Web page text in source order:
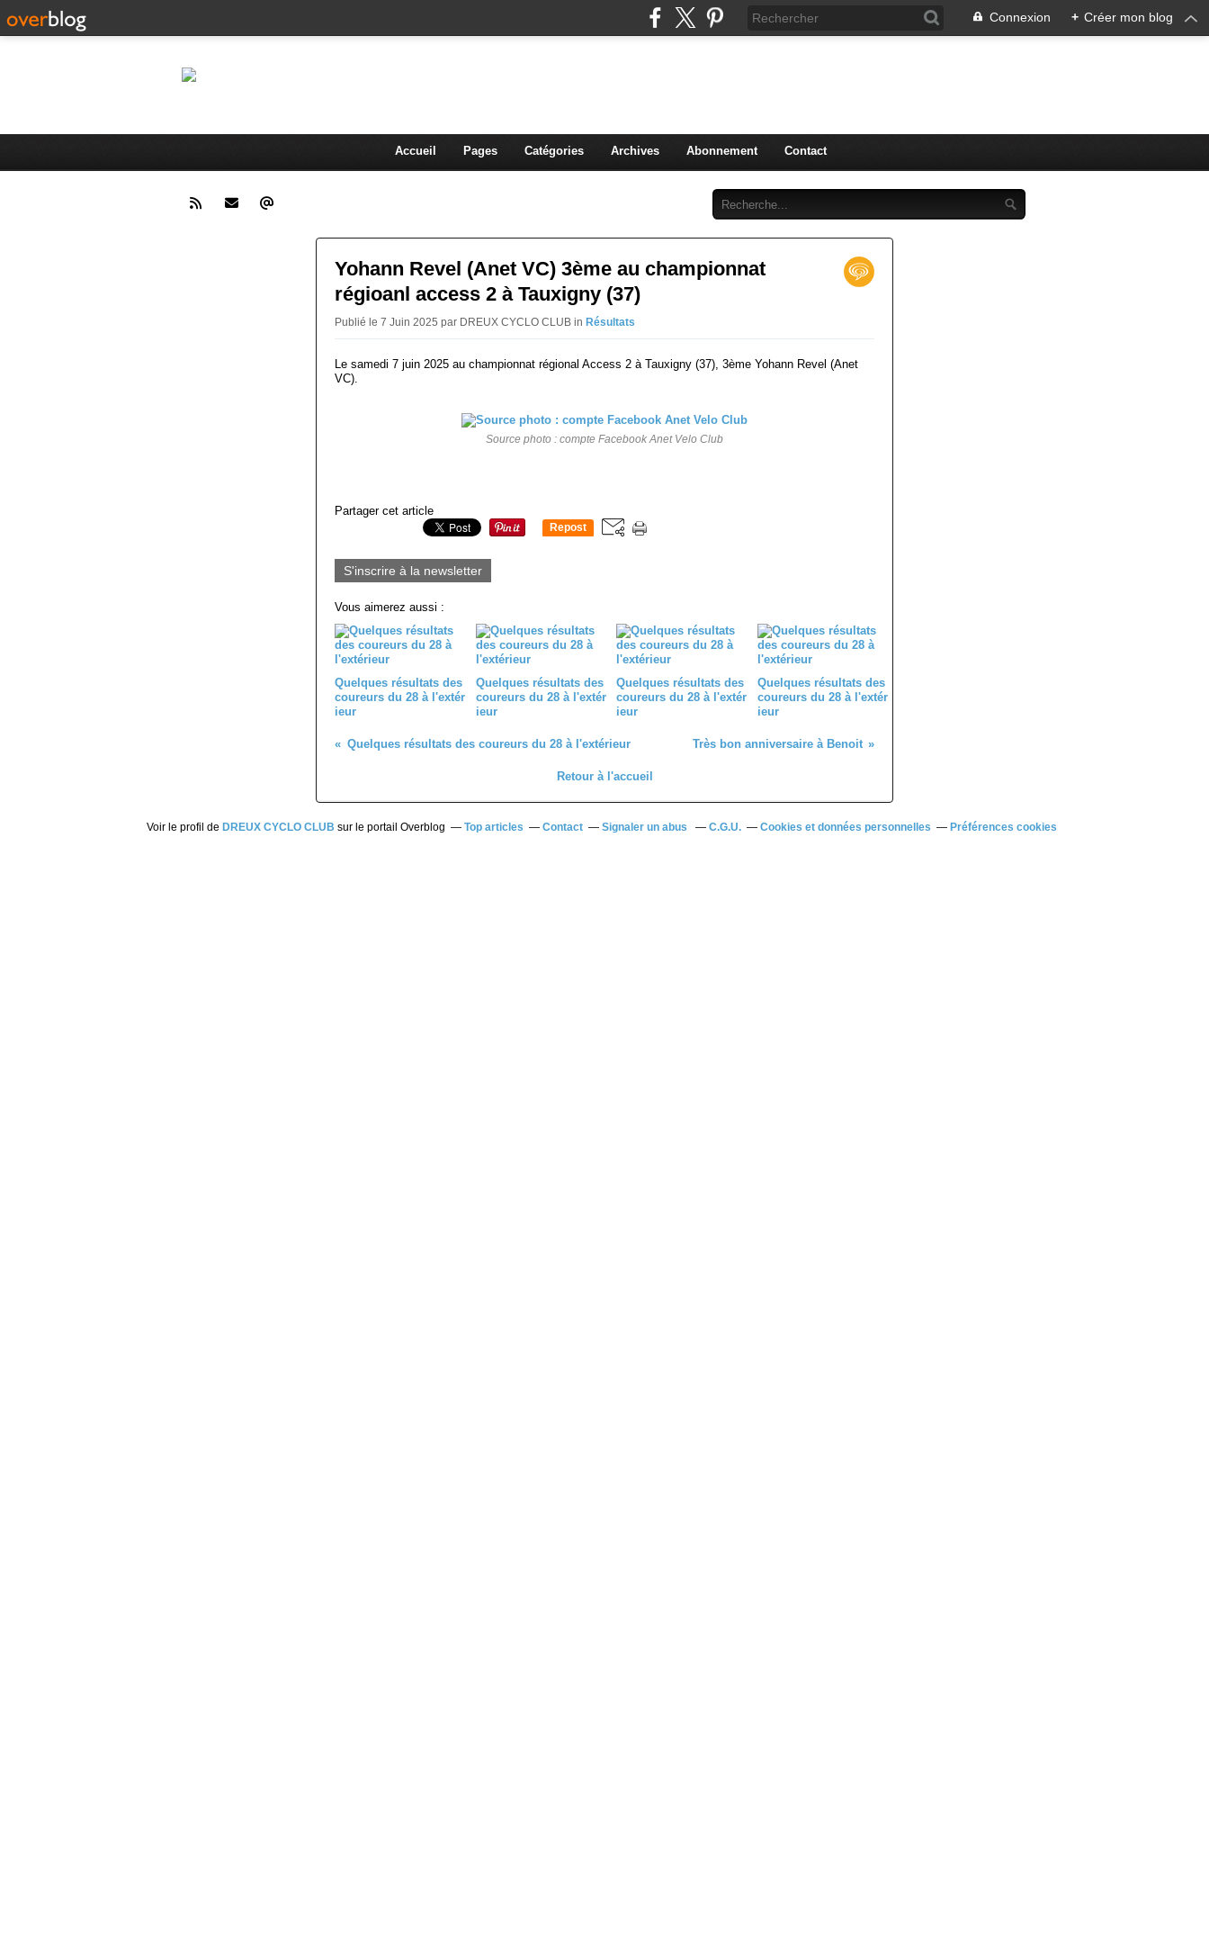
Connexion + Créer mon blog
Accueil Pages Catégories Archives Abonnement Contact
Yohann Revel (Anet VC) 3ème au championnat
régioanl access 2 à Tauxigny (37)
Publié le 7 Juin 2025 par DREUX CYCLO CLUB in Résultats
Le samedi 7 juin 2025 au championnat régional Access 2 à Tauxigny (37), 3ème Yohann Revel (Anet
VC).
Source photo : compte Facebook Anet Velo Club
Partager cet article
Repost
S'inscrire à la newsletter
Vous aimerez aussi :
Quelques résultats des
coureurs du 28 à l'extér
ieur
Quelques résultats des
coureurs du 28 à l'extér
ieur
Quelques résultats des
coureurs du 28 à l'extér
ieur
Quelques résultats des
coureurs du 28 à l'extér
ieur
Quelques résultats des coureurs du 28 à l'extérieur Très bon anniversaire à Benoit
Retour à l'accueil
Voir le profil de DREUX CYCLO CLUB sur le portail Overblog Top articles Contact Signaler un abus C.G.U. Cookies et données personnelles Préférences cookies